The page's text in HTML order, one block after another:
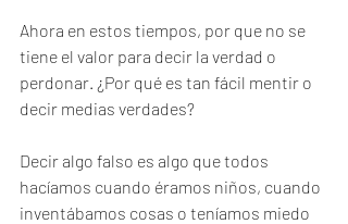
Ahora en estos tiempos, por que no se
tiene el valor para decir la verdad o
perdonar. ¿Por qué es tan fácil mentir o
decir medias verdades?
Decir algo falso es algo que todos
hacíamos cuando éramos niños, cuando
inventábamos cosas o teníamos miedo